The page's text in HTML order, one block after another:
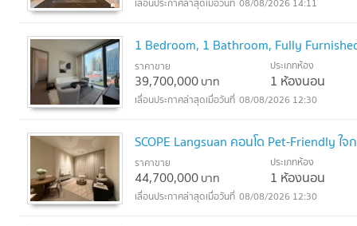
1 Bedroom, 1 Bathroom, Fully
ราคาขาย
39,700,000บาท
ประเภทห้อง
1 ห้องนอน
08/08/2026 12:30
SCOPE Langsuan คอนโด Pet-Friendly
ราคาขาย
44,700,000บาท
ประเภทห้อง
1 ห้องนอน
08/08/2026 12:30